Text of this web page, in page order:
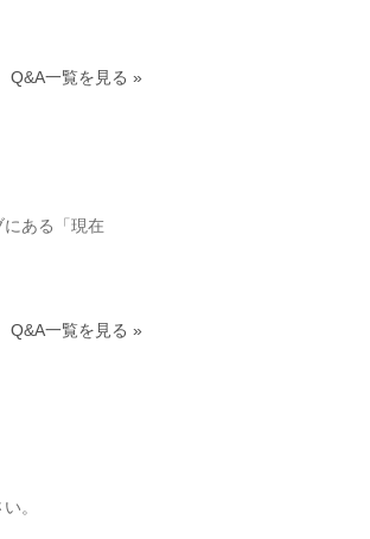
Q&A一覧を見る »
ある「現在
Q&A一覧を見る »
。